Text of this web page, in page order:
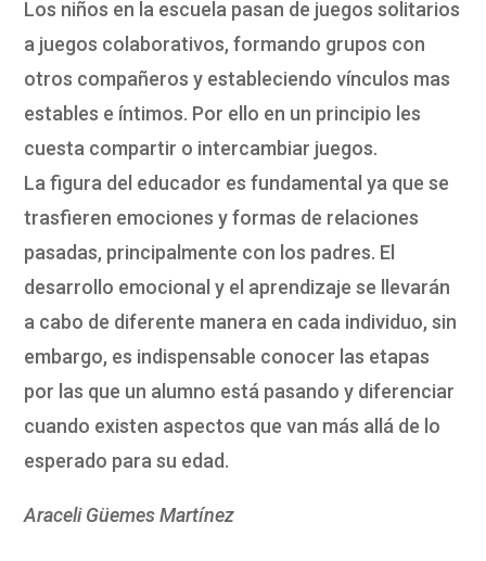
Los niños en la escuela pasan de juegos solitarios
a juegos colaborativos, formando grupos con
otros compañeros y estableciendo vínculos mas
estables e íntimos. Por ello en un principio les
cuesta compartir o intercambiar juegos.
La figura del educador es fundamental ya que se
trasfieren emociones y formas de relaciones
pasadas, principalmente con los padres. El
desarrollo emocional y el aprendizaje se llevarán
a cabo de diferente manera en cada individuo, sin
embargo, es indispensable conocer las etapas
por las que un alumno está pasando y diferenciar
cuando existen aspectos que van más allá de lo
esperado para su edad.
Araceli Güemes Martínez